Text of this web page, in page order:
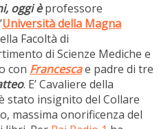
oggi èprofessore
Università della Magna
Facoltà di
di Scienze Mediche e
con Francescae padre di tre
. E’ Cavaliere della
stato insignito del Collare
massima onorificenza del